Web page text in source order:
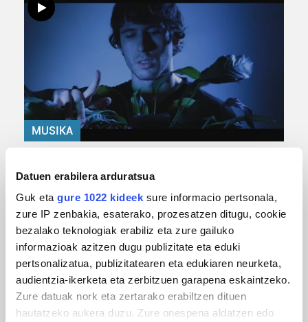
Datuen erabilera arduratsua
Guk eta gure 1022 kideek sure informacio pertsonala,
zure IP zenbakia, esaterako, prozesatzen ditugu, cookie
bezalako teknologiak erabiliz eta zure gailuko
informazioak azitzen dugu publizitate eta eduki
pertsonalizatua, publizitatearen eta edukiaren neurketa,
audientzia-ikerketa eta zerbitzuen garapena eskaintzeko.
Zure datuak nork eta zertarako erabiltzen dituen
hautatzeko aukera duzu. Zure onespena aldatzen edo
MUSIKA
'Amaaaa!' abestiekin